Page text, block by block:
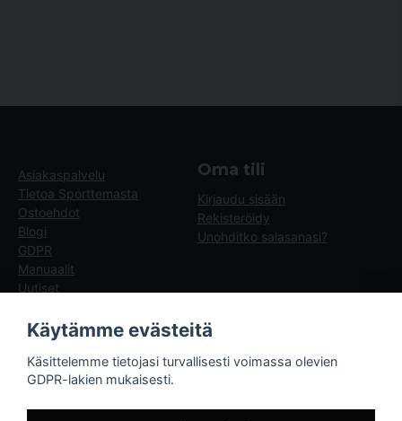
Asiakaspalvelu
Tietoa Sporttemasta
Ostoehdot
Blogi
GDPR
Manuaalit
Uutiset
Oma tili
Kirjaudu sisään
Rekisteröidy
Unohditko salasanasi?
Sporttema
Drottninggatan 47
Käytämme evästeitä
Käsittelemme tietojasi turvallisesti voimassa olevien
GDPR-lakien mukaisesti.